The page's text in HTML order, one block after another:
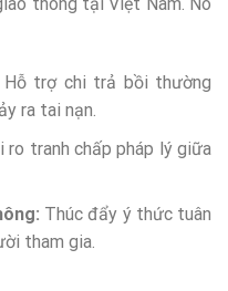
thông tại Việt Nam. Nó
Hỗ trợ chi trả bồi thường
ra tai nạn.
ro tranh chấp pháp lý giữa
Thúc đẩy ý thức tuân
tham gia.